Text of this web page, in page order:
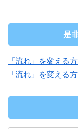
是
「流れ」を変える
「流れ」を変える